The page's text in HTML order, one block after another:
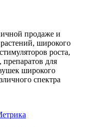
продаже и
широкого
роста,
для
широкого
спектра